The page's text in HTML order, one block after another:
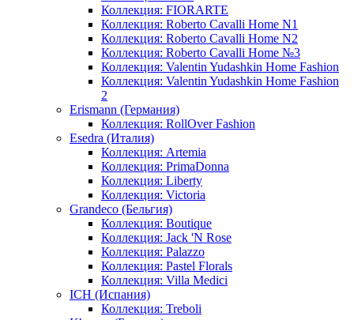
Коллекция: FIORARTE
Коллекция: Roberto Cavalli Home N1
Коллекция: Roberto Cavalli Home N2
Коллекция: Roberto Cavalli Home №3
Коллекция: Valentin Yudashkin Home Fashion
Коллекция: Valentin Yudashkin Home Fashion
2
Erismann (Германия)
Коллекция: RollOver Fashion
Esedra (Италия)
Коллекция: Artemia
Коллекция: PrimaDonna
Коллекция: Liberty
Коллекция: Victoria
Grandeco (Бельгия)
Коллекция: Boutique
Коллекция: Jack 'N Rose
Коллекция: Palazzo
Коллекция: Pastel Florals
Коллекция: Villa Medici
ICH (Испания)
Коллекция: Treboli